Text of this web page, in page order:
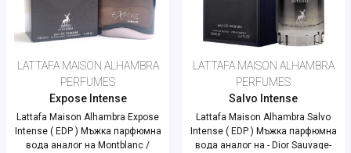
LATTAFA MAISON ALHAMBRA
PERFUMES
Expose Intense
Lattafa Maison Alhambra Expose
Intense ( EDP ) Мъжка парфюмна
вода аналог на Montblanc /
LATTAFA MAISON ALHAMBRA
PERFUMES
Salvo Intense
Lattafa Maison Alhambra Salvo
Intense ( EDP ) Мъжка парфюмна
вода аналог на - Dior Sauvage-